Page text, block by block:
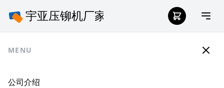
MENU
公司介绍